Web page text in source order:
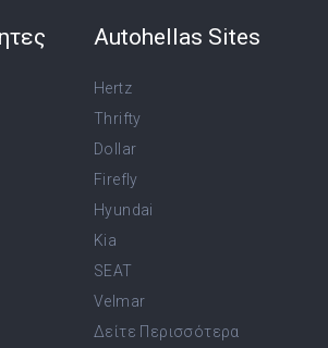
Autohellas Sites
Hertz
Thrifty
Dollar
Firefly
Hyundai
Kia
SEAT
Velmar
Δείτε Περισσότερα